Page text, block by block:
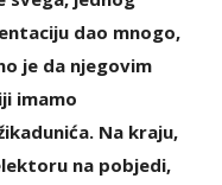
dao mnogo,
je da njegovim
imamo
Na kraju,
na pobjedi,